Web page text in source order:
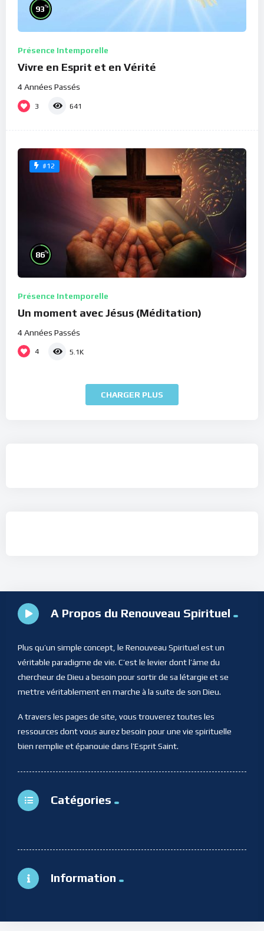
93%
Présence Intemporelle
Vivre en Esprit et en Vérité
4 Années Passés
3 641
#12
86%
Présence Intemporelle
Un moment avec Jésus (Méditation)
4 Années Passés
4 5.1K
CHARGER PLUS
A Propos du Renouveau Spirituel
Plus qu’un simple concept, le Renouveau Spirituel est un
véritable paradigme de vie. C’est le levier dont l’âme du
chercheur de Dieu a besoin pour sortir de sa létargie et se
mettre véritablement en marche à la suite de son Dieu.
A travers les pages de site, vous trouverez toutes les
ressources dont vous aurez besoin pour une vie spirituelle
bien remplie et épanouie dans l’Esprit Saint.
Catégories
Information